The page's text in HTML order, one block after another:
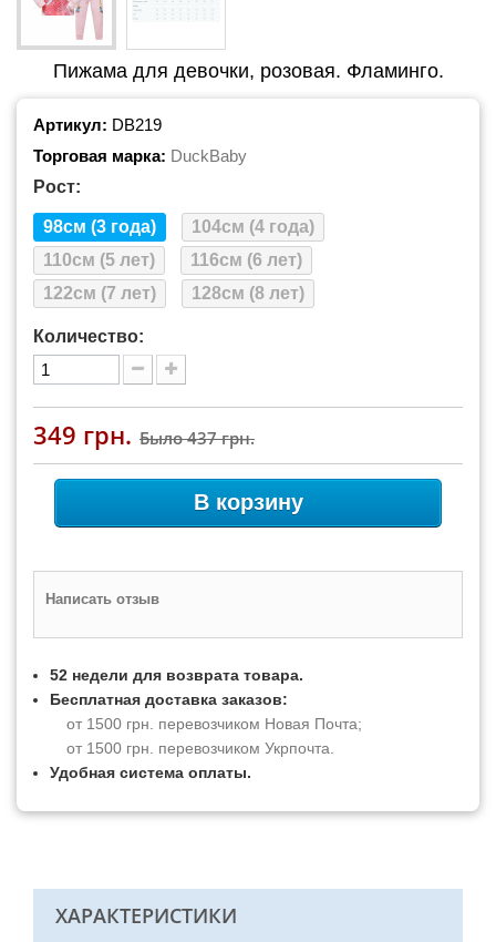
Пижама для девочки, розовая. Фламинго.
Артикул: DB219
Торговая марка: DuckBaby
Рост:
98см (3 года)
104см (4 года)
110см (5 лет)
116см (6 лет)
122см (7 лет)
128см (8 лет)
Количество:
349 грн. Было437 грн.
В корзину
Написать отзыв
52 недели для возврата товара.
Бесплатная доставка заказов:
от 1500 грн. перевозчиком Новая Почта;
от 1500 грн. перевозчиком Укрпочта.
Удобная система оплаты.
ХАРАКТЕРИСТИКИ